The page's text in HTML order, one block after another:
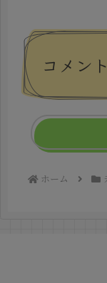
コメント
ホーム